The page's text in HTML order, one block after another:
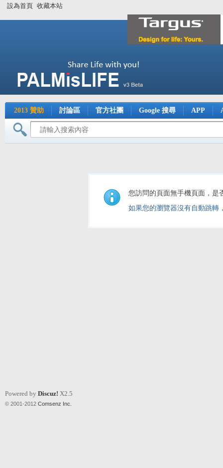
設為首頁 收藏本站
2013 贊助 討論區 官方社團 Google 搜尋 APP
您訪問的頁面無手機頁面，是
如果您的瀏覽器沒有自動跳轉
Powered by Discuz! X2.5
© 2001-2012 Comsenz Inc.